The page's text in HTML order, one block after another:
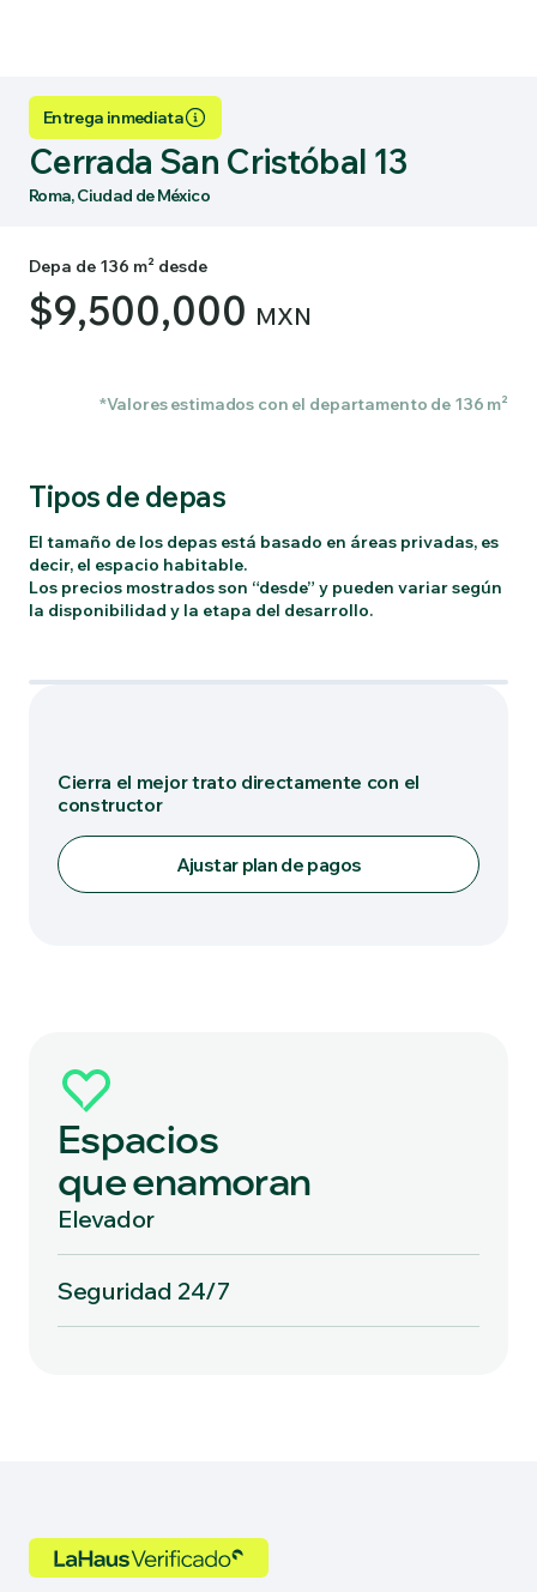
Entrega inmediata
Cerrada San Cristóbal 13
Roma, Ciudad de México
Depa de 136 m² desde
$9,500,000 MXN
*Valores estimados con el departamento de 136 m²
Tipos de depas
El tamaño de los depas está basado en áreas privadas, es
decir, el espacio habitable.
Los precios mostrados son “desde” y pueden variar según
la disponibilidad y la etapa del desarrollo.
Cierra el mejor trato directamente con el
constructor
Ajustar plan de pagos
Espacios
que enamoran
Elevador
Seguridad 24/7